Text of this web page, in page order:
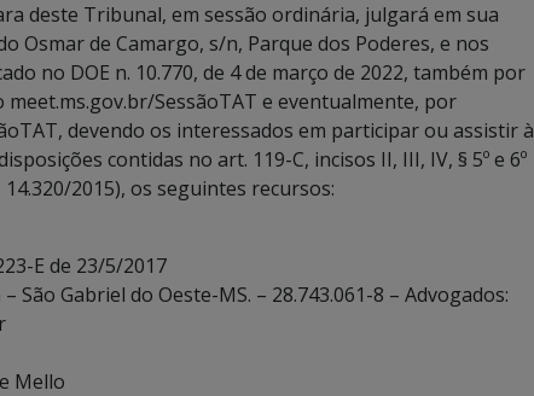
deste Tribunal, em sessão ordinária, julgará em sua
Osmar de Camargo, s/n, Parque dos Poderes, e nos
no DOE n. 10.770, de 4 de março de 2022, também por
SessãoTAT e eventualmente, por
devendo os interessados em participar ou assistir à
contidas no art. 119-C, incisos II, III, IV, § 5º e 6º
2015), os seguintes recursos:
E de 23/5/2017
São Gabriel do Oeste-MS. – 28.743.061-8 – Advogados:
Mello